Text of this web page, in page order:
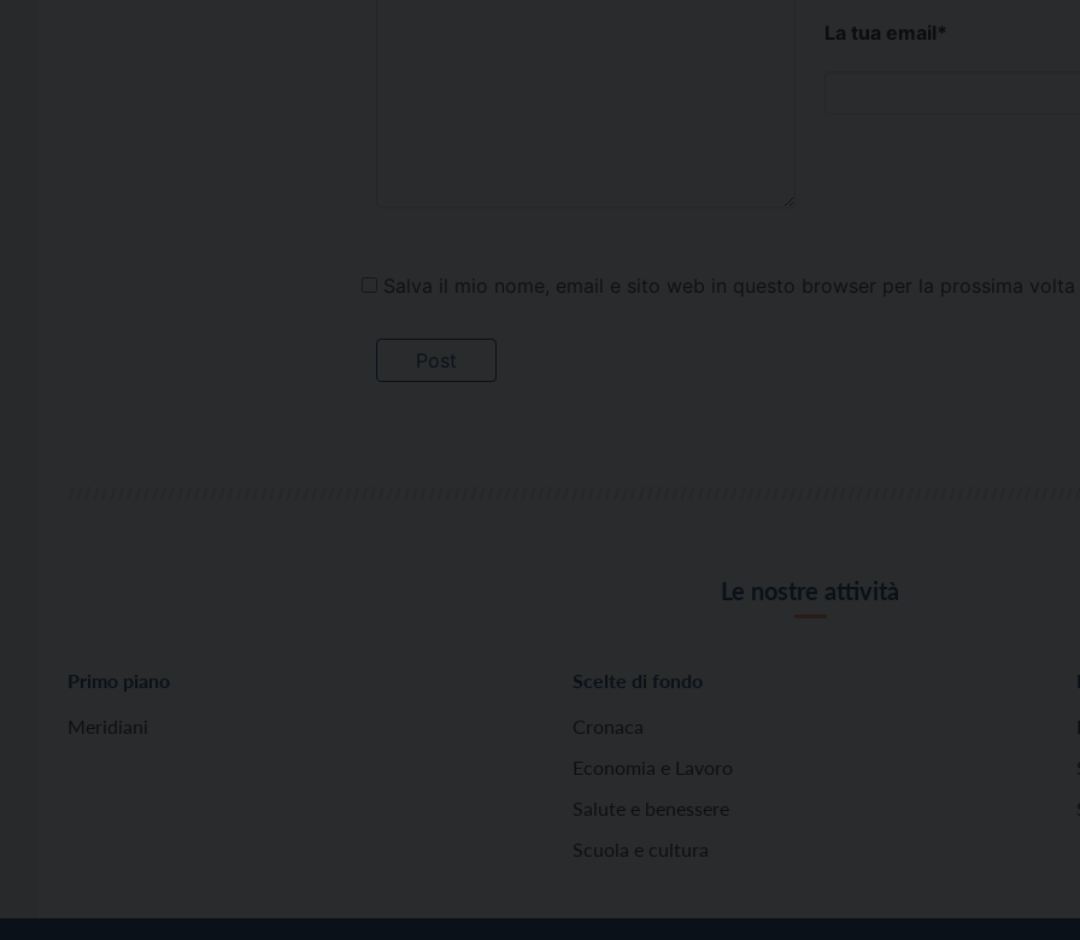
La tua email*
Salva il mio nome, email e sito web in questo browser per la prossima
Le nostre attività
Primo piano
Meridiani
Scelte di fondo
Cronaca
Economia e Lavoro
Salute e benessere
Scuola e cultura